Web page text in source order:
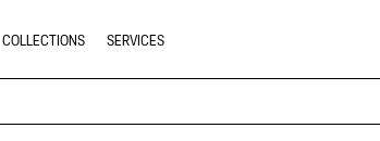
COLLECTIONS SERVICES